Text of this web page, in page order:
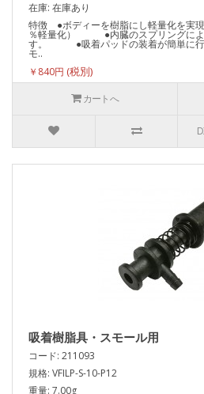
在庫: 在庫あり
特徴 ●ボディーを樹脂にし軽量化を実
％軽量化） ●内臓のスプリングによ
す。 ●吸着パッドの装着が簡単に行
モ..
￥840円
カートへ
吸着樹脂具・スモール用
コード: 211093
規格: VFILP-S-10-P12
重量: 7.00g